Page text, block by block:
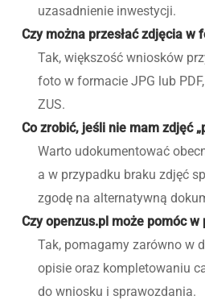
uzasadnienie inwestycji.
Czy można przesłać zdjęcia w
Tak, większość wniosków
foto w formacie JPG lub
ZUS.
Co zrobić, jeśli nie mam zdjęć
Warto udokumentować
a w przypadku braku zdjęć
zgodę na alternatywną
Czy openzus.pl może pomóc
Tak, pomagamy zarówno w
opisie oraz kompletowaniu
do wniosku i sprawozdania.